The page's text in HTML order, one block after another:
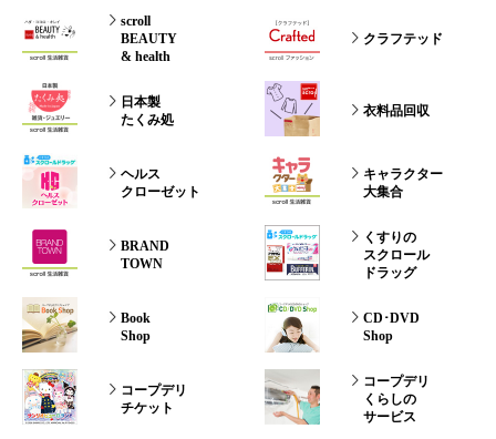
scroll
BEAUTY
& health
クラフテッド
日本製
たくみ処
衣料品回収
ヘルス
クローゼット
キャラクター
大集合
BRAND
TOWN
くすりの
スクロール
ドラッグ
Book
Shop
CD･DVD
Shop
コープデリ
チケット
コープデリ
くらしの
サービス